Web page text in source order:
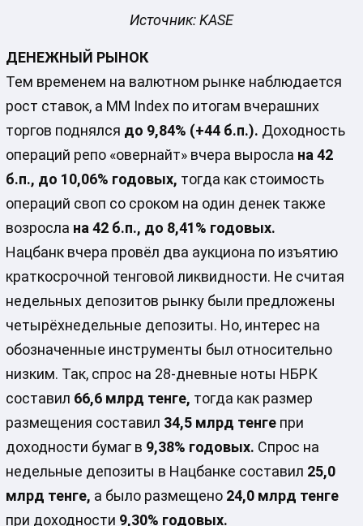
Источник: KASE
ДЕНЕЖНЫЙ РЫНОК
Тем временем на валютном рынке наблюдается
рост ставок, а MM Index по итогам вчерашних
торгов поднялся до 9,84% (+44 б.п.). Доходность
операций репо «овернайт» вчера выросла на 42
б.п., до 10,06% годовых, тогда как стоимость
операций своп со сроком на один денек также
возросла на 42 б.п., до 8,41% годовых.
Нацбанк вчера провёл два аукциона по изъятию
краткосрочной тенговой ликвидности. Не считая
недельных депозитов рынку были предложены
четырёхнедельные депозиты. Но, интерес на
обозначенные инструменты был относительно
низким. Так, спрос на 28-дневные ноты НБРК
составил 66,6 млрд тенге, тогда как размер
размещения составил 34,5 млрд тенгепри
доходности бумаг в 9,38% годовых. Спрос на
недельные депозиты в Нацбанке составил 25,0
млрд тенге, а было размещено 24,0 млрд тенге
при доходности 9,30% годовых.